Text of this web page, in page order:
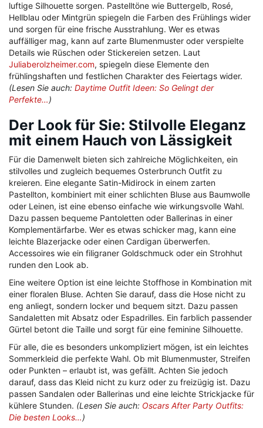
luftige Silhouette sorgen. Pastelltöne wie Buttergelb, Rosé,
Hellblau oder Mintgrün spiegeln die Farben des Frühlings wider
und sorgen für eine frische Ausstrahlung. Wer es etwas
auffälliger mag, kann auf zarte Blumenmuster oder verspielte
Details wie Rüschen oder Stickereien setzen. Laut
Juliaberolzheimer.com, spiegeln diese Elemente den
frühlingshaften und festlichen Charakter des Feiertags wider.
(Lesen Sie auch: Daytime Outfit Ideen: So Gelingt der
Perfekte…)
Der Look für Sie: Stilvolle Eleganz
mit einem Hauch von Lässigkeit
Für die Damenwelt bieten sich zahlreiche Möglichkeiten, ein
stilvolles und zugleich bequemes Osterbrunch Outfit zu
kreieren. Eine elegante Satin-Midirock in einem zarten
Pastellton, kombiniert mit einer schlichten Bluse aus Baumwolle
oder Leinen, ist eine ebenso einfache wie wirkungsvolle Wahl.
Dazu passen bequeme Pantoletten oder Ballerinas in einer
Komplementärfarbe. Wer es etwas schicker mag, kann eine
leichte Blazerjacke oder einen Cardigan überwerfen.
Accessoires wie ein filigraner Goldschmuck oder ein Strohhut
runden den Look ab.
Eine weitere Option ist eine leichte Stoffhose in Kombination mit
einer floralen Bluse. Achten Sie darauf, dass die Hose nicht zu
eng anliegt, sondern locker und bequem sitzt. Dazu passen
Sandaletten mit Absatz oder Espadrilles. Ein farblich passender
Gürtel betont die Taille und sorgt für eine feminine Silhouette.
Für alle, die es besonders unkompliziert mögen, ist ein leichtes
Sommerkleid die perfekte Wahl. Ob mit Blumenmuster, Streifen
oder Punkten – erlaubt ist, was gefällt. Achten Sie jedoch
darauf, dass das Kleid nicht zu kurz oder zu freizügig ist. Dazu
passen Sandalen oder Ballerinas und eine leichte Strickjacke für
kühlere Stunden. (Lesen Sie auch: Oscars After Party Outfits:
Die besten Looks…)